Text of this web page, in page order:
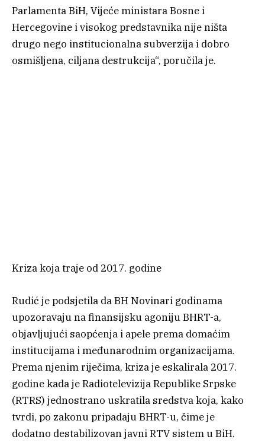
Parlamenta BiH, Vijeće ministara Bosne i
Hercegovine i visokog predstavnika nije ništa
drugo nego institucionalna subverzija i dobro
osmišljena, ciljana destrukcija“, poručila je.
Kriza koja traje od 2017. godine
Rudić je podsjetila da BH Novinari godinama
upozoravaju na finansijsku agoniju BHRT-a,
objavljujući saopćenja i apele prema domaćim
institucijama i međunarodnim organizacijama.
Prema njenim riječima, kriza je eskalirala 2017.
godine kada je Radiotelevizija Republike Srpske
(RTRS) jednostrano uskratila sredstva koja, kako
tvrdi, po zakonu pripadaju BHRT-u, čime je
dodatno destabilizovan javni RTV sistem u BiH.